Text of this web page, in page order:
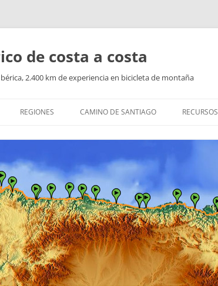
de costa a costa
2.400 km de experiencia en bicicleta de montaña
REGIONES
PIRINEO ARAGONÉS
PIRINEO NAVARRO
EL PAÍS VASCO
CANTABRIA
ASTURIAS
GALICIA
CAMINO DE SANTIAGO
CAMINO DEL NORTE
CAMINO DEL MAR
CAMINO INGLÉS
FINISTERRE Y MUXÍA
RECURSOS